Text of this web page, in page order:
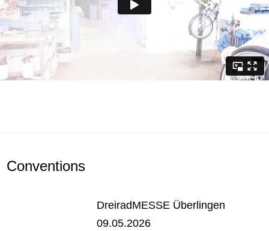
Conventions
DreiradMESSE Überlingen
09.05.2026